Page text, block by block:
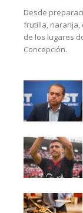
Desde
frutilla, naranja,
de los lugares
Concepción.